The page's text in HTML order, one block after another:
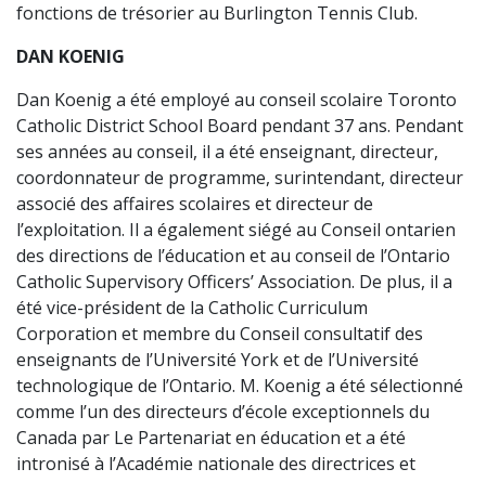
fonctions de trésorier au Burlington Tennis Club.
DAN KOENIG
Dan Koenig a été employé au conseil scolaire Toronto
Catholic District School Board pendant 37 ans. Pendant
ses années au conseil, il a été enseignant, directeur,
coordonnateur de programme, surintendant, directeur
associé des affaires scolaires et directeur de
l’exploitation. Il a également siégé au Conseil ontarien
des directions de l’éducation et au conseil de l’Ontario
Catholic Supervisory Officers’ Association. De plus, il a
été vice-président de la Catholic Curriculum
Corporation et membre du Conseil consultatif des
enseignants de l’Université York et de l’Université
technologique de l’Ontario. M. Koenig a été sélectionné
comme l’un des directeurs d’école exceptionnels du
Canada par Le Partenariat en éducation et a été
intronisé à l’Académie nationale des directrices et